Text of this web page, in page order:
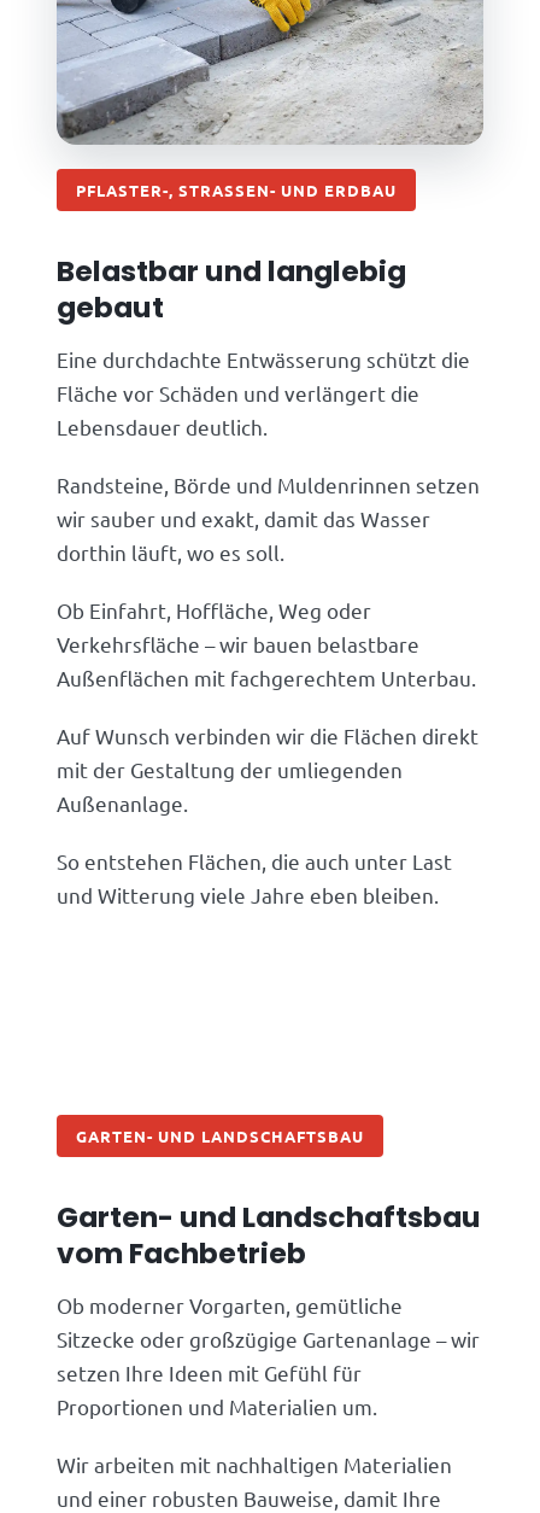
PFLASTER-, STRASSEN- UND ERDBAU
Belastbar und langlebig
gebaut
Eine durchdachte Entwässerung schützt die
Fläche vor Schäden und verlängert die
Lebensdauer deutlich.
Randsteine, Börde und Muldenrinnen setzen
wir sauber und exakt, damit das Wasser
dorthin läuft, wo es soll.
Ob Einfahrt, Hoffläche, Weg oder
Verkehrsfläche – wir bauen belastbare
Außenflächen mit fachgerechtem Unterbau.
Auf Wunsch verbinden wir die Flächen direkt
mit der Gestaltung der umliegenden
Außenanlage.
So entstehen Flächen, die auch unter Last
und Witterung viele Jahre eben bleiben.
GARTEN- UND LANDSCHAFTSBAU
Garten- und Landschaftsbau
vom Fachbetrieb
Ob moderner Vorgarten, gemütliche
Sitzecke oder großzügige Gartenanlage – wir
setzen Ihre Ideen mit Gefühl für
Proportionen und Materialien um.
Wir arbeiten mit nachhaltigen Materialien
und einer robusten Bauweise, damit Ihre